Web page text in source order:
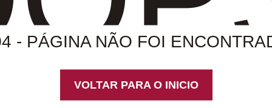
- PÁGINA NÃO FOI
VOLTAR PARA O INICIO